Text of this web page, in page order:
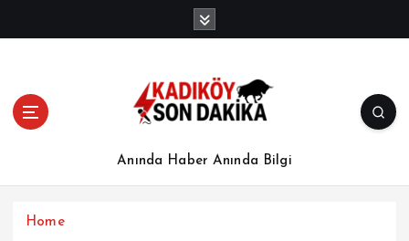
Anında Haber Anında Bilgi
Home